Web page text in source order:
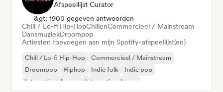
Afspeellijst Curator
&gt; 1900 gegeven antwoorden
Chill / Lo-fi Hip-HopChillenCommercieel / Mainstream
DansmuziekDroompop
Artiesten toevoegen aan mijn Spotify-afspeellijst(en)
Chill / Lo-fi Hip-Hop
Commercieel / Mainstream
Droompop
Hiphop Indie folk
Indie pop
Internationale pop
Internationale rap